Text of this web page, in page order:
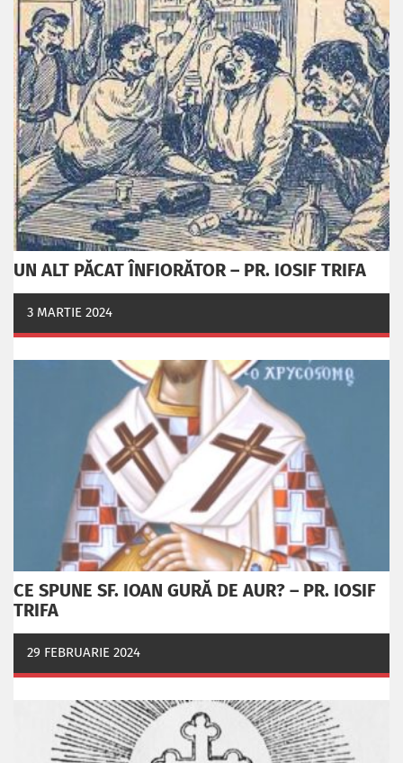
UN ALT PĂCAT ÎNFIORĂTOR – PR. IOSIF TRIFA
3 MARTIE 2024
CE SPUNE SF. IOAN GURĂ DE AUR? – PR. IOSIF
TRIFA
29 FEBRUARIE 2024